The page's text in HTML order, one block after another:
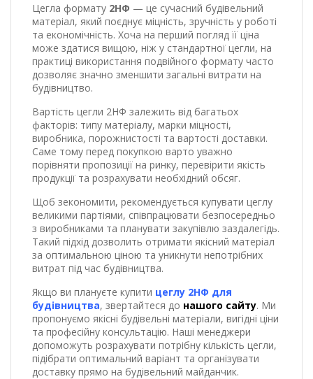
Цегла формату 2НФ — це сучасний будівельний
матеріал, який поєднує міцність, зручність у роботі
та економічність. Хоча на перший погляд її ціна
може здатися вищою, ніж у стандартної цегли, на
практиці використання подвійного формату часто
дозволяє значно зменшити загальні витрати на
будівництво.
Вартість цегли 2НФ залежить від багатьох
факторів: типу матеріалу, марки міцності,
виробника, порожнистості та вартості доставки.
Саме тому перед покупкою варто уважно
порівняти пропозиції на ринку, перевірити якість
продукції та розрахувати необхідний обсяг.
Щоб зекономити, рекомендується купувати цеглу
великими партіями, співпрацювати безпосередньо
з виробниками та планувати закупівлю заздалегідь.
Такий підхід дозволить отримати якісний матеріал
за оптимальною ціною та уникнути непотрібних
витрат під час будівництва.
Якщо ви плануєте купити цеглу 2НФ для
будівництва, звертайтеся до нашого сайту. Ми
пропонуємо якісні будівельні матеріали, вигідні ціни
та професійну консультацію. Наші менеджери
допоможуть розрахувати потрібну кількість цегли,
підібрати оптимальний варіант та організувати
доставку прямо на будівельний майданчик.